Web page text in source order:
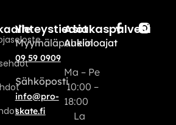
Yhteystiedot
Myymäläpuhelin
09 59 0909
Sähköposti
info@pro-
skate.fi
Asiakaspalvelu
Aukioloajat
Ma – Pe
10:00 –
18:00
La